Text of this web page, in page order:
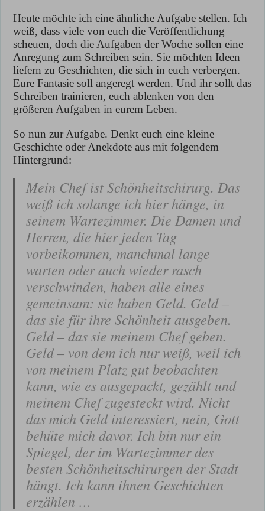
Heute möchte ich eine ähnliche Aufgabe stellen. Ich
weiß, dass viele von euch die Veröffentlichung
scheuen, doch die Aufgaben der Woche sollen eine
Anregung zum Schreiben sein. Sie möchten Ideen
liefern zu Geschichten, die sich in euch verbergen.
Eure Fantasie soll angeregt werden. Und ihr sollt das
Schreiben trainieren, euch ablenken von den
größeren Aufgaben in eurem Leben.
So nun zur Aufgabe. Denkt euch eine kleine
Geschichte oder Anekdote aus mit folgendem
Hintergrund:
Mein Chef ist Schönheitschirurg. Das
weiß ich solange ich hier hänge, in
seinem Wartezimmer. Die Damen und
Herren, die hier jeden Tag
vorbeikommen, manchmal lange
warten oder auch wieder rasch
verschwinden, haben alle eines
gemeinsam: sie haben Geld. Geld –
das sie für ihre Schönheit ausgeben.
Geld – das sie meinem Chef geben.
Geld – von dem ich nur weiß, weil ich
von meinem Platz gut beobachten
kann, wie es ausgepackt, gezählt und
meinem Chef zugesteckt wird. Nicht
das mich Geld interessiert, nein, Gott
behüte mich davor. Ich bin nur ein
Spiegel, der im Wartezimmer des
besten Schönheitschirurgen der Stadt
hängt. Ich kann ihnen Geschichten
erzählen …